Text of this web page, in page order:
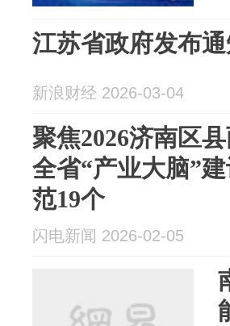
江苏省政府发布
新浪财经 2026-03-04
聚焦2026济南区
全省“产业大脑”
范19个
闪电新闻 2026-02-05